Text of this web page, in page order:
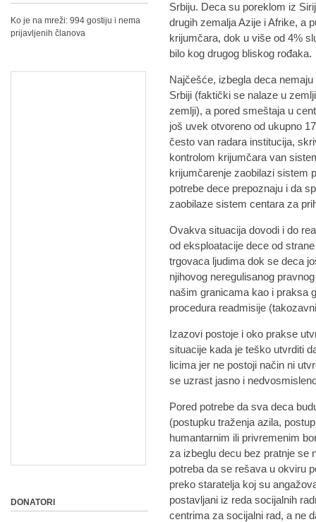
Srbiju. Deca su poreklom iz
drugih zemalja Azije i Afrike, a
krijumčara, dok u više od 4%
bilo kog drugog bliskog rođaka.
Najčešće, izbegla deca
Srbiji (faktički se nalaze u
zemlji), a pored smeštaja u
još uvek otvoreno od ukupno
često van radara institucija,
kontrolom krijumčara van
krijumčarenje zaobilazi sistem
potrebe dece prepoznaju i da
zaobilaze sistem centara za
Ovakva situacija dovodi i do
od eksploatacije dece od
trgovaca ljudima dok se deca
njihovog neregulisanog
našim granicama kao i praksa
procedura readmisije
Izazovi postoje i oko prakse
situacije kada je teško utvrditi
licima jer ne postoji način ni
se uzrast jasno i
Pored potrebe da sva deca
(postupku traženja azila,
humantarnim ili privremenim
za izbeglu decu bez pratnje se
potreba da se rešava u okviru
preko staratelja koj su
postavljani iz reda socijalnih
centrima za socijalni rad, a ne
Ko je na mreži: 994 gostiju i nema
prijavljenih članova
DONATORI